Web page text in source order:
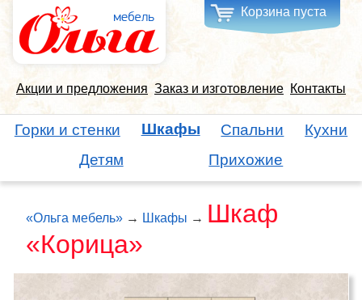
Акции и предложения Заказ и изготовление Контакты
Корзина пуста
Горки и стенки Шкафы Спальни
Кухни
Детям
Прихожие
«Ольга мебель» → Шкафы → Шкаф
«Корица»